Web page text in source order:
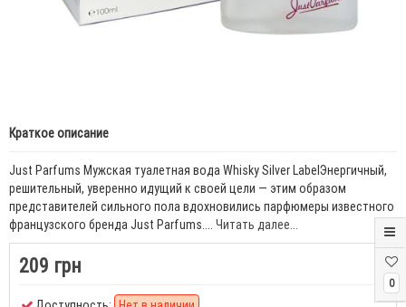
0
Краткое описание
Just Parfums Мужская туалетная вода Whisky Silver LabelЭнергичный,
решительный, уверенно идущий к своей цели — этим образом
представителей сильного пола вдохновились парфюмеры известного
французского бренда Just Parfums.... Читать далее...
209 грн